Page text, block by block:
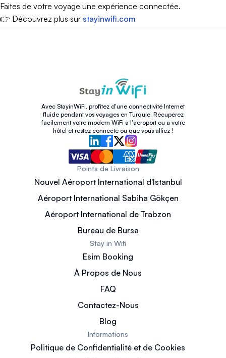
Faites de votre voyage une expérience connectée.
👉 Découvrez plus sur stayinwifi.com
Avec StayinWiFi, profitez d'une connectivité Internet
fluide pendant vos voyages en Turquie. Récupérez
facilement votre modem WiFi à l'aéroport ou à votre
hôtel et restez connecté où que vous alliez !
Points de Livraison
Nouvel Aéroport International d'Istanbul
Aéroport International Sabiha Gökçen
Aéroport International de Trabzon
Bureau de Bursa
Stay in Wifi
Esim Booking
À Propos de Nous
FAQ
Contactez-Nous
Blog
Informations
Politique de Confidentialité et de Cookies